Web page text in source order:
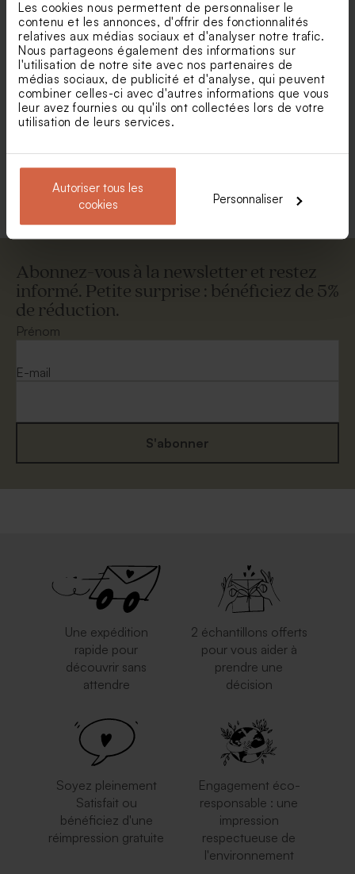
Les cookies nous permettent de personnaliser le
contenu et les annonces, d'offrir des fonctionnalités
relatives aux médias sociaux et d'analyser notre trafic.
Nous partageons également des informations sur
l'utilisation de notre site avec nos partenaires de
médias sociaux, de publicité et d'analyse, qui peuvent
combiner celles-ci avec d'autres informations que vous
leur avez fournies ou qu'ils ont collectées lors de votre
utilisation de leurs services.
Autoriser tous les
cookies
Personnaliser
Enveloppe bleu ciel
Magnifique enveloppe
carrée blanche
Enveloppe voeux terracotta
Petite enveloppe bleue Enveloppe rose pâle
Abonnez-vous à la newsletter et restez
informé. Petite surprise : bénéficiez de 5%
de réduction.
Prénom
E-mail
S'abonner
Une expédition
rapide pour
découvrir sans
attendre
2 échantillons offerts
pour vous aider à
prendre une
décision
Soyez pleinement
Satisfait ou
bénéficiez d'une
réimpression gratuite
Engagement éco-
responsable : une
impression
respectueuse de
l'environnement